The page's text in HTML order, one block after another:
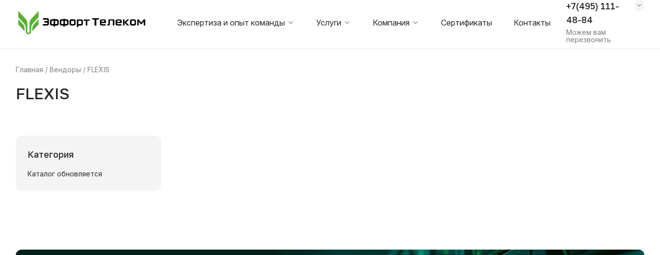
Экспертиза и опыт команды Услуги Компания Сертификаты Контакты
+7(495) 111-
48-84
Можем вам
перезвонить
Главная Вендоры FLEXIS
FLEXIS
Категория
Каталог обновляется